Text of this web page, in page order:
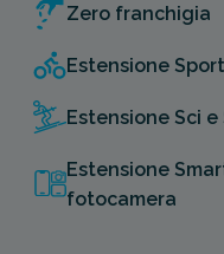
Zero franchigia
Estensione Sport
Estensione Sci
Estensione
fotocamera